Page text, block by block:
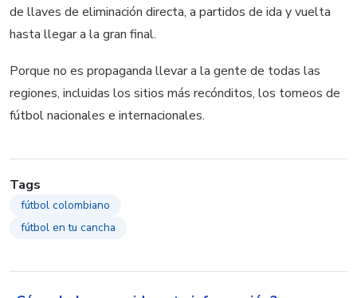
de llaves de eliminación directa, a partidos de ida y vuelta
hasta llegar a la gran final.
Porque no es propaganda llevar a la gente de todas las
regiones, incluidas los sitios más recónditos, los torneos de
fútbol nacionales e internacionales.
Tags
fútbol colombiano
fútbol en tu cancha